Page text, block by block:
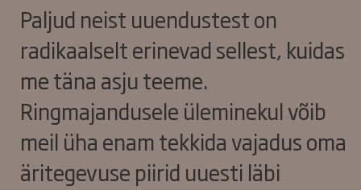
Paljud neist uuendustest on
radikaalselt erinevad sellest, kuidas
me täna asju teeme.
Ringmajandusele üleminekul võib
meil üha enam tekkida vajadus oma
äritegevuse piirid uuesti läbi